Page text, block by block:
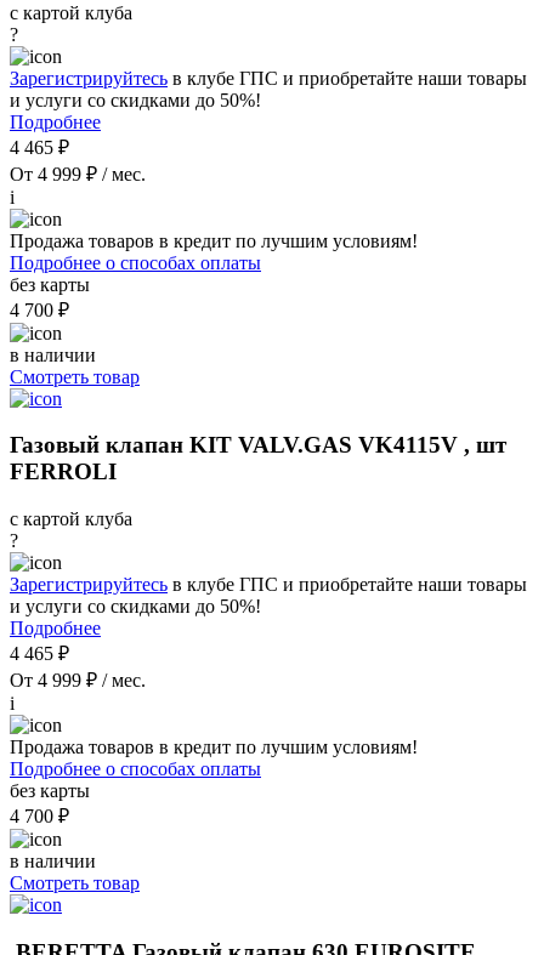
с картой клуба
?
Зарегистрируйтесь в клубе ГПС и приобретайте наши товары
и услуги со скидками до 50%!
Подробнее
4 465 ₽
От 4 999 ₽ / мес.
i
Продажа товаров в кредит по лучшим условиям!
Подробнее о способах оплаты
без карты
4 700 ₽
в наличии
Смотреть товар
Газовый клапан KIT VALV.GAS VK4115V , шт
FERROLI
с картой клуба
?
Зарегистрируйтесь в клубе ГПС и приобретайте наши товары
и услуги со скидками до 50%!
Подробнее
4 465 ₽
От 4 999 ₽ / мес.
i
Продажа товаров в кредит по лучшим условиям!
Подробнее о способах оплаты
без карты
4 700 ₽
в наличии
Смотреть товар